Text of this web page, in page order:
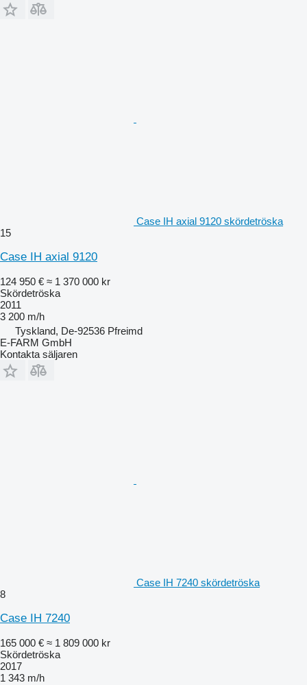
Case IH axial 9120 skördetröska
15
Case IH axial 9120
124 950 € ≈ 1 370 000 kr
Skördetröska
2011
3 200 m/h
Tyskland, De-92536 Pfreimd
E-FARM GmbH
Kontakta säljaren
Case IH 7240 skördetröska
8
Case IH 7240
165 000 € ≈ 1 809 000 kr
Skördetröska
2017
1 343 m/h